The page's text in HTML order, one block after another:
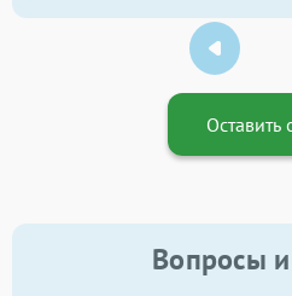
Оставить
Вопросы